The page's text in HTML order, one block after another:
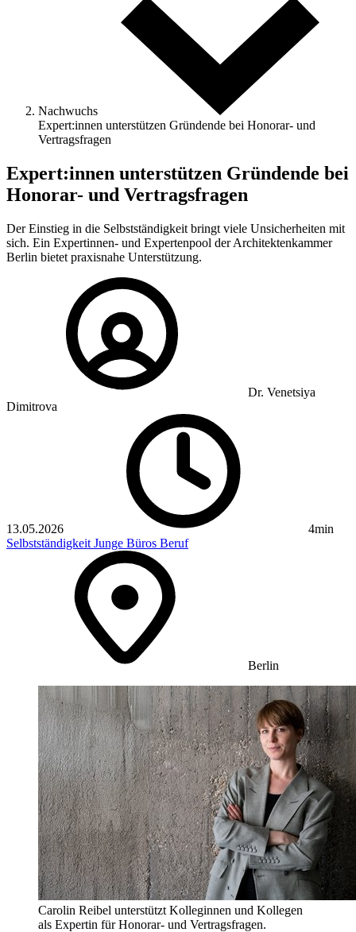
Nachwuchs
Expert:innen unterstützen Gründende bei Honorar- und
Vertragsfragen
Expert:innen unterstützen Gründende bei
Honorar- und Vertragsfragen
Der Einstieg in die Selbstständigkeit bringt viele Unsicherheiten mit
sich. Ein Expertinnen- und Expertenpool der Architektenkammer
Berlin bietet praxisnahe Unterstützung.
Dr. Venetsiya
Dimitrova
13.05.2026
4min
Selbstständigkeit Junge Büros Beruf
Berlin
Carolin Reibel unterstützt Kolleginnen und Kollegen
als Expertin für Honorar- und Vertragsfragen.